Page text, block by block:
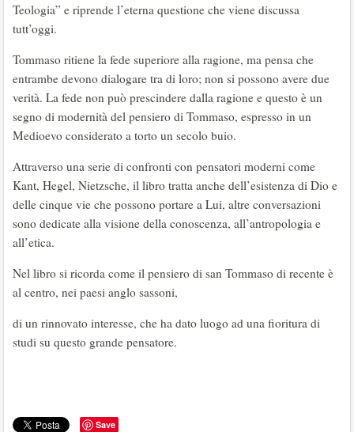
Teologia” e riprende l’eterna questione che viene discussa
tutt’oggi.
Tommaso ritiene la fede superiore alla ragione, ma pensa che
entrambe devono dialogare tra di loro; non si possono avere due
verità. La fede non può prescindere dalla ragione e questo è un
segno di modernità del pensiero di Tommaso, espresso in un
Medioevo considerato a torto un secolo buio.
Attraverso una serie di confronti con pensatori moderni come
Kant, Hegel, Nietzsche, il libro tratta anche dell’esistenza di Dio e
delle cinque vie che possono portare a Lui, altre conversazioni
sono dedicate alla visione della conoscenza, all’antropologia e
all’etica.
Nel libro si ricorda come il pensiero di san Tommaso di recente è
al centro, nei paesi anglo sassoni,
di un rinnovato interesse, che ha dato luogo ad una fioritura di
studi su questo grande pensatore.
Save